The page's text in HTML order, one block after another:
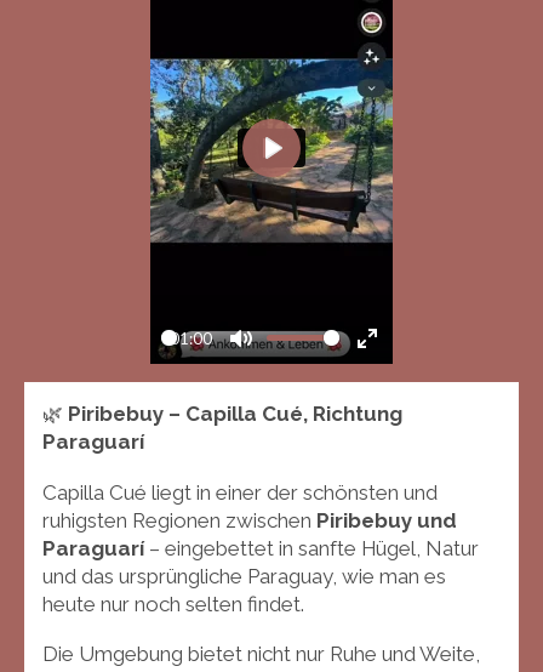
a
y
01:00
M
t
E
t
r
f
u
l
c
P
l
a
🌿 Piribebuy – Capilla Cué, Richtung
Paraguarí
Capilla Cué liegt in einer der schönsten und
ruhigsten Regionen zwischen Piribebuy und
Paraguarí– eingebettet in sanfte Hügel, Natur
und das ursprüngliche Paraguay, wie man es
heute nur noch selten findet.
Die Umgebung bietet nicht nur Ruhe und Weite,